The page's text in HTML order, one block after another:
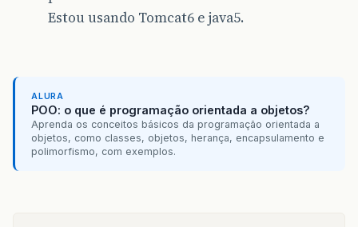
Active Size: 31
Cache Size: 50
Estou usando Tomcat6 e java5.
ALURA
POO: o que é programação orientada a objetos?
Aprenda os conceitos básicos da programação orientada a
objetos, como classes, objetos, herança, encapsulamento e
polimorfismo, com exemplos.